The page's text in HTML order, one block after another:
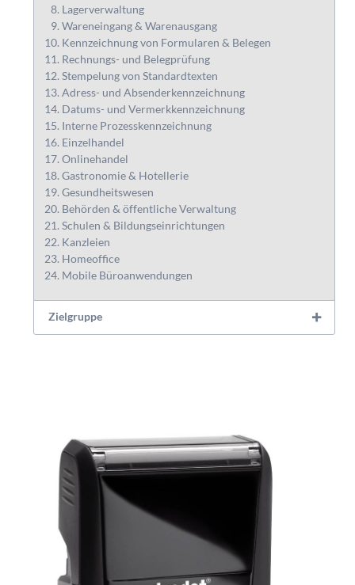
Lagerverwaltung
Wareneingang & Warenausgang
Kennzeichnung von Formularen & Belegen
Rechnungs- und Belegprüfung
Stempelung von Standardtexten
Adress- und Absenderkennzeichnung
Datums- und Vermerkkennzeichnung
Interne Prozesskennzeichnung
Einzelhandel
Onlinehandel
Gastronomie & Hotellerie
Gesundheitswesen
Behörden & öffentliche Verwaltung
Schulen & Bildungseinrichtungen
Kanzleien
Homeoffice
Mobile Büroanwendungen
Zielgruppe